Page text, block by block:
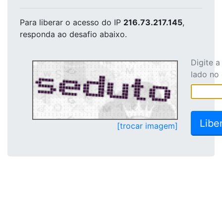
Para liberar o acesso do IP 216.73.217.145,
responda ao desafio abaixo.
[trocar imagem]
Digite
lado no